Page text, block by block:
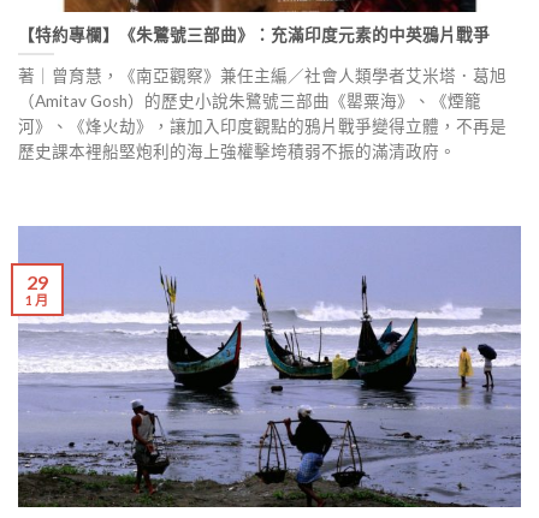
【特約專欄】《朱鷺號三部曲》：充滿印度元素的中英鴉片戰爭
著｜曾育慧，《南亞觀察》兼任主編／社會人類學者艾米塔．葛旭
（Amitav Gosh）的歷史小說朱鷺號三部曲《罌粟海》、《煙籠
河》、《烽火劫》，讓加入印度觀點的鴉片戰爭變得立體，不再是
歷史課本裡船堅炮利的海上強權擊垮積弱不振的滿清政府。
29
1 月